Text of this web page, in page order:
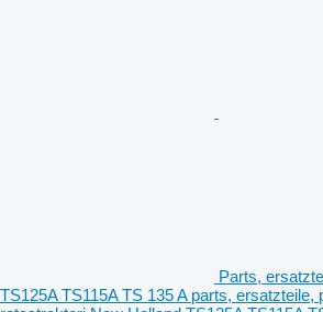
Parts,
TS125A TS115A TS 135 A parts, ersatzteile,